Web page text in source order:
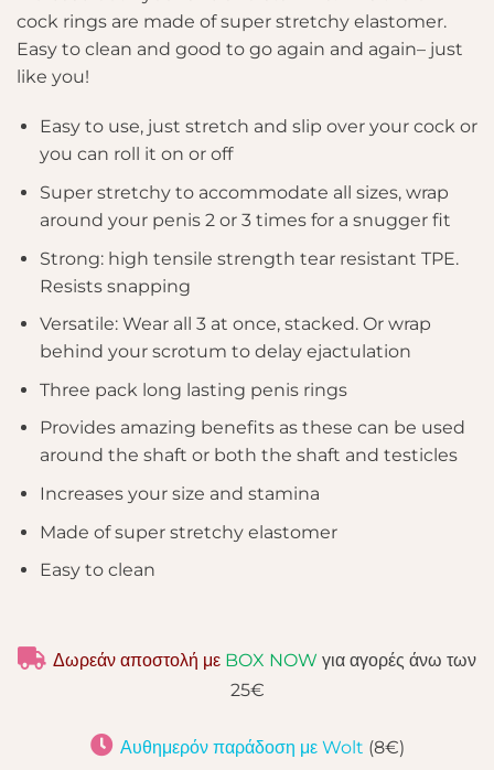
cock rings are made of super stretchy elastomer.
Easy to clean and good to go again and again– just
like you!
Easy to use, just stretch and slip over your cock or
you can roll it on or off
Super stretchy to accommodate all sizes, wrap
around your penis 2 or 3 times for a snugger fit
Strong: high tensile strength tear resistant TPE.
Resists snapping
Versatile: Wear all 3 at once, stacked. Or wrap
behind your scrotum to delay ejactulation
Three pack long lasting penis rings
Provides amazing benefits as these can be used
around the shaft or both the shaft and testicles
Increases your size and stamina
Made of super stretchy elastomer
Easy to clean
Δωρεάν αποστολή με BOX NOW για αγορές άνω των
25€
Αυθημερόν παράδοση με Wolt (8€)